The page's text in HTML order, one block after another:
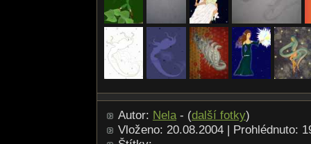
Autor: Nela- (další fotky)
Vloženo: 20.08.2004 | Prohlédnuto: